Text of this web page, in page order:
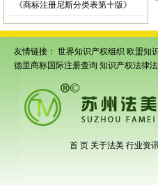
《商标注册尼斯分类表第十版》
友情链接： 世界知识产权组织 欧盟知
德里商标国际注册查询 知识产权法律
首 页 关于法美 行业资